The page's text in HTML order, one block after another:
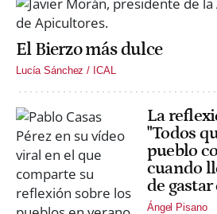
El Bierzo más dulce
Lucía Sánchez / ICAL
La
"Todos
pueblo
cuando
de
Ángel Pisano